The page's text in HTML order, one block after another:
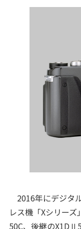
2016年にデジタ
レス機「Xシリー
50C、後継の